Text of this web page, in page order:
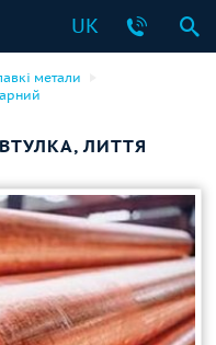
UK
метали
ЛИТТЯ